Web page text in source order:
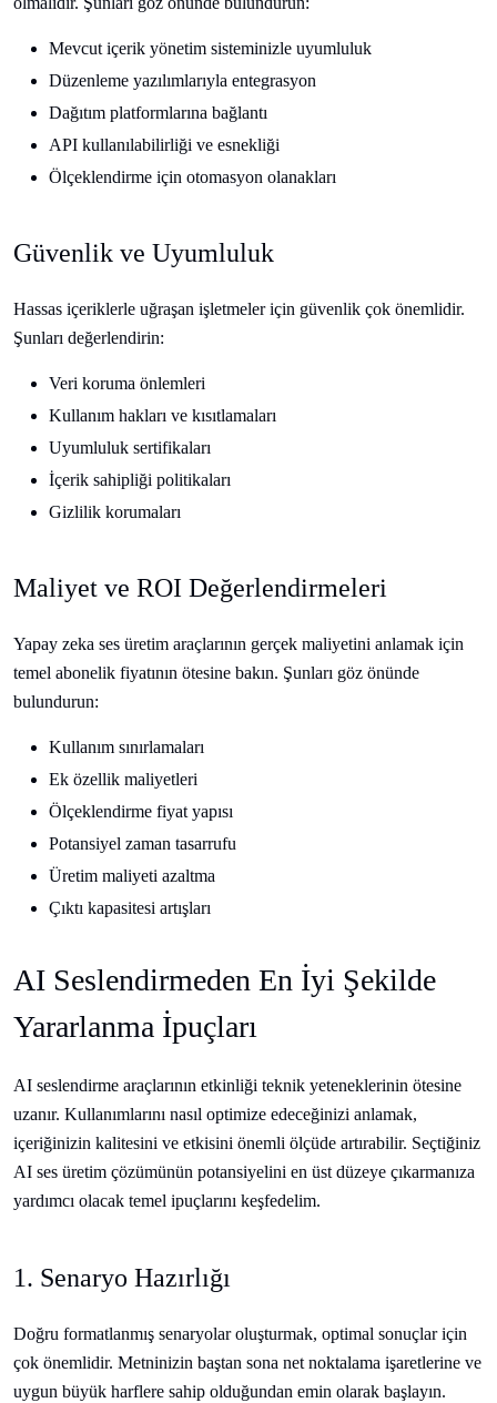
Mevcut içerik yönetim sisteminizle uyumluluk
Düzenleme yazılımlarıyla entegrasyon
Dağıtım platformlarına bağlantı
API kullanılabilirliği ve esnekliği
Ölçeklendirme için otomasyon olanakları
Güvenlik ve Uyumluluk
Hassas içeriklerle uğraşan işletmeler için güvenlik çok önemlidir.
Şunları değerlendirin:
Veri koruma önlemleri
Kullanım hakları ve kısıtlamaları
Uyumluluk sertifikaları
İçerik sahipliği politikaları
Gizlilik korumaları
Maliyet ve ROI Değerlendirmeleri
Yapay zeka ses üretim araçlarının gerçek maliyetini anlamak için
temel abonelik fiyatının ötesine bakın. Şunları göz önünde
bulundurun:
Kullanım sınırlamaları
Ek özellik maliyetleri
Ölçeklendirme fiyat yapısı
Potansiyel zaman tasarrufu
Üretim maliyeti azaltma
Çıktı kapasitesi artışları
AI Seslendirmeden En İyi Şekilde
Yararlanma İpuçları
AI seslendirme araçlarının etkinliği teknik yeteneklerinin ötesine
uzanır. Kullanımlarını nasıl optimize edeceğinizi anlamak,
içeriğinizin kalitesini ve etkisini önemli ölçüde artırabilir. Seçtiğiniz
AI ses üretim çözümünün potansiyelini en üst düzeye çıkarmanıza
yardımcı olacak temel ipuçlarını keşfedelim.
1. Senaryo Hazırlığı
Doğru formatlanmış senaryolar oluşturmak, optimal sonuçlar için
çok önemlidir. Metninizin baştan sona net noktalama işaretlerine ve
uygun büyük harflere sahip olduğundan emin olarak başlayın.